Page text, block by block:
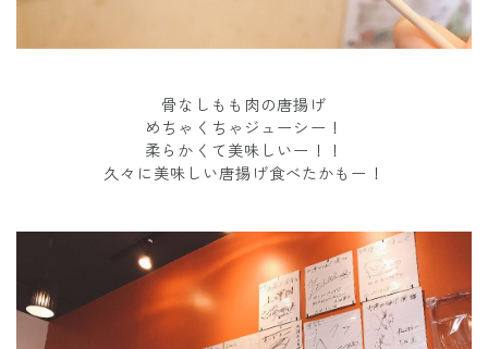
骨なしもも肉の唐揚げ
めちゃくちゃジューシー！
柔らかくて美味しいー！！
久々に美味しい唐揚げ食べたかもー！